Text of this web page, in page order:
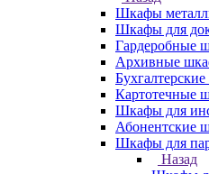
Шкафы
Шкафы для
Гардеробные
Архивные
Картотечные
Шкафы для
Абонентские
Шкафы для
Назад